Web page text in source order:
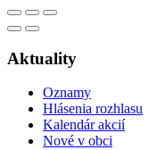
Aktuality
Oznamy
Hlásenia rozhlasu
Kalendár akcií
Nové v obci